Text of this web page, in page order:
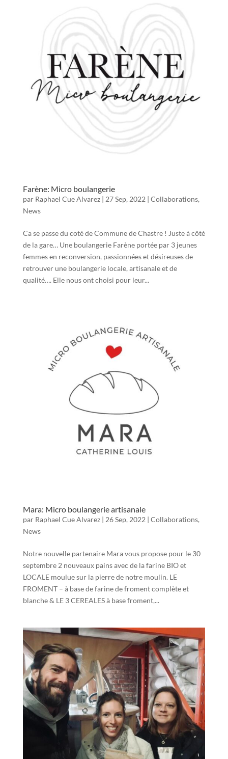
Farène: Micro boulangerie
par Raphael Cue Alvarez| 27 Sep, 2022 | Collaborations,
News
Ca se passe du coté de Commune de Chastre ! Juste à côté
de la gare… Une boulangerie Farène portée par 3 jeunes
femmes en reconversion, passionnées et désireuses de
retrouver une boulangerie locale, artisanale et de
qualité…. Elle nous ont choisi pour leur...
Mara: Micro boulangerie artisanale
par Raphael Cue Alvarez| 26 Sep, 2022 | Collaborations,
News
Notre nouvelle partenaire Mara vous propose pour le 30
septembre 2 nouveaux pains avec de la farine BIO et
LOCALE moulue sur la pierre de notre moulin. LE
FROMENT – à base de farine de froment complète et
blanche & LE 3 CEREALES à base froment,...